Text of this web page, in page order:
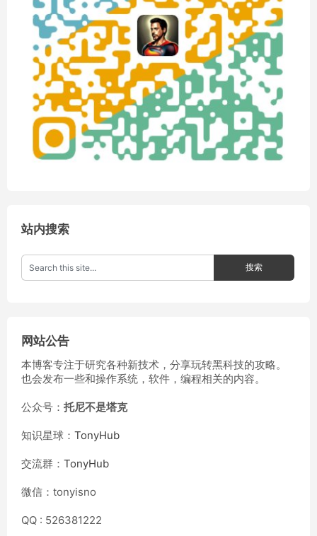
站内搜索
网站公告
本博客专注于研究各种新技术，分享玩转黑科技的攻略。
也会发布一些和操作系统，软件，编程相关的内容。
公众号： 托尼不是塔克
知识星球： TonyHub
交流群： TonyHub
微信：tonyisno
QQ : 526381222